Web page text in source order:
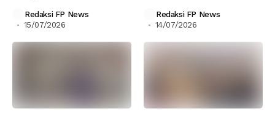
Redaksi FP News
15/07/2026
Redaksi FP News
14/07/2026